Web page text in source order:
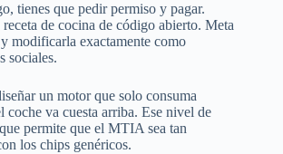
tienes que pedir permiso y pagar.
de cocina de código abierto. Meta
modificarla exactamente como
sociales.
un motor que solo consuma
coche va cuesta arriba. Ese nivel de
permite que el MTIA sea tan
los chips genéricos.